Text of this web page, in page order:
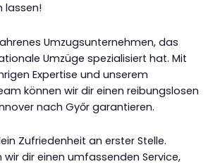
lassen!
Umzugsunternehmen, das
Umzüge spezialisiert hat. Mit
Expertise und unserem
können wir dir einen reibungslosen
nach Győr garantieren.
Zufriedenheit an erster Stelle.
dir einen umfassenden Service,